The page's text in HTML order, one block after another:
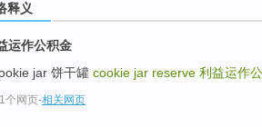
释义
运作公积金
jar 饼干罐 cookie jar reserve 利益运作
个网页-相关网页